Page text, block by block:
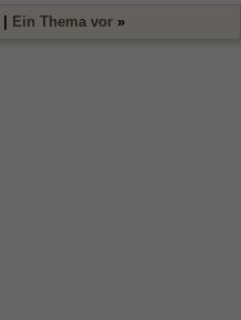
Ein Thema vor »